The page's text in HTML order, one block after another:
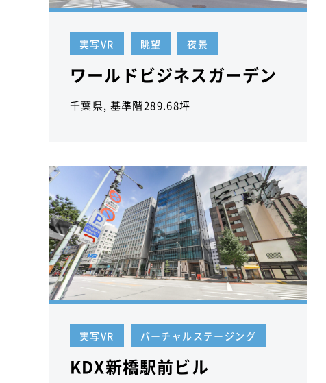
実写VR 眺望 夜景
ワールドビジネスガーデン
千葉県, 基準階289.68坪
実写VR バーチャルステージング
KDX新橋駅前ビル